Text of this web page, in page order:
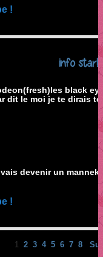
!
info
black
dit le moi je te dirais
devenir un
!
1 2 3 4 5 6 7 8